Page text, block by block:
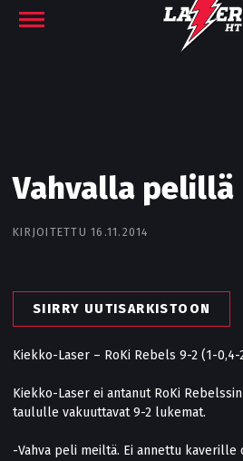
Vahvalla
KIRJOITETTU 16.11.2014
SIIRRY UUTISARKISTOON
Kiekko-Laser – RoKi Rebels 9-2 (1-0,4-
Kiekko-Laser ei antanut RoKi
taululle vakuuttavat 9-2 lukemat.
-Vahva peli meiltä. Ei annettu kaverille